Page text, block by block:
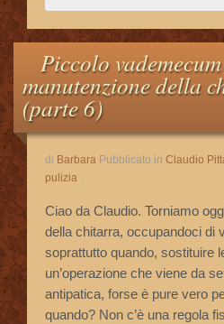
Piccolo
manutenzione della
(parte 6)
di Barbara Pubblicato in Claudio
pulizia .
Ciao da Claudio. Torniamo
della chitarra, occupandoci di
soprattutto quando, sostituire
un’operazione che viene da
antipatica, forse è pure vero
quando? Non c’è una regola